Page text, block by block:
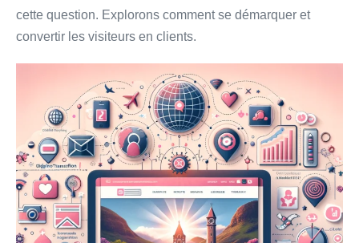
cette question. Explorons comment se démarquer et
convertir les visiteurs en clients.